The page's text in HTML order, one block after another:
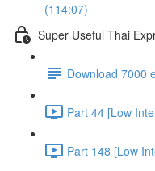
(114:07)
Super Useful Thai
Download 7000
Part 44 [Low
Part 148 [Low